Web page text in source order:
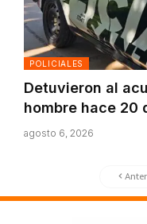
POLICIALES
Detuvieron al
hombre hace 20
agosto 6, 2026